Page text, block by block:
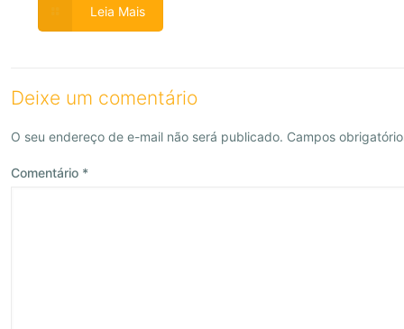
Leia Mais
Deixe um comentário
O seu endereço de e-mail não será publicado. Campos
Comentário *